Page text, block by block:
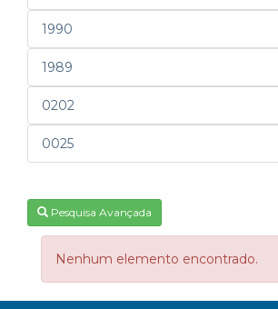
1990
1989
0202
0025
Pesquisa Avançada
Nenhum elemento encontrado.